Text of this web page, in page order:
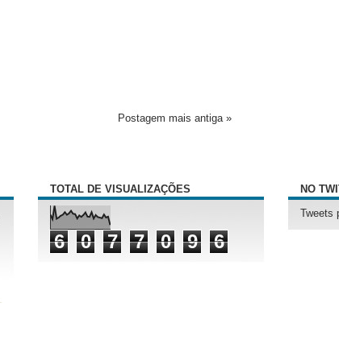
Postagem mais antiga »
TOTAL DE VISUALIZAÇÕES
6 0 7 7 0 9 6
NO
Tweets